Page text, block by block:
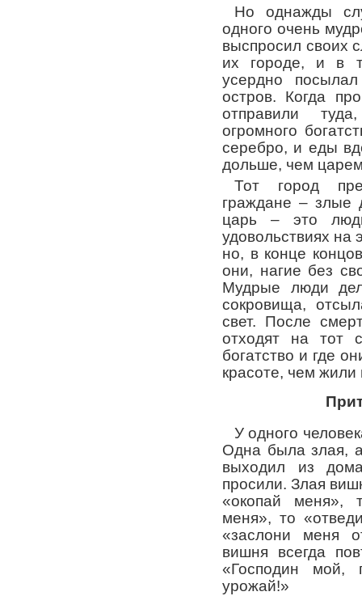
Но однажды
одного очень
выспросил своих
их городе, и в
усердно
остров. Когда
отправили
огромного
серебро, и еды
дольше, чем
Тот город
граждане – злые
царь – это
удовольствиях на
но, в конце
они, нагие без
Мудрые люди
сокровища,
свет. После
отходят на тот
богатство и где
красоте, чем жили
У одного
Одна была злая,
выходил из
просили. Злая
«окопай меня»,
меня», то
«заслони меня
вишня всегда
«Господин мой,
урожай!»